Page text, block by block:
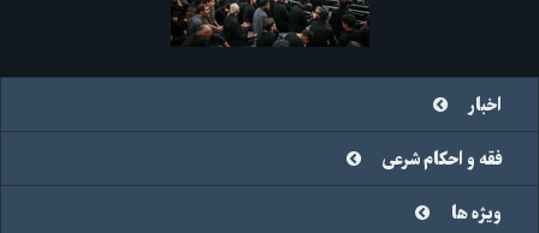
اخبار
فقه و احکام شرعی
ویژه ها